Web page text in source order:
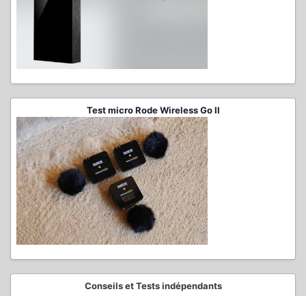
Test micro Rode Wireless Go II
Conseils et Tests indépendants